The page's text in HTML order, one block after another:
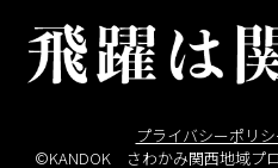
プライバシーポリ
©KANDOK さわかみ関西地域プ